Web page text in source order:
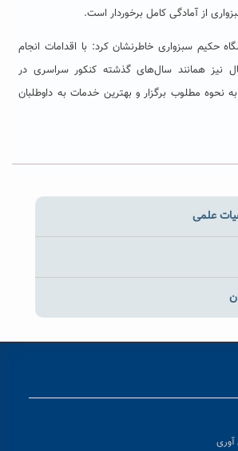
از آمادگی کامل برخوردار است.
حکیم سبزواری خاطرنشان کرد: با اقدامات انجام
نیز همانند سال‌های گذشته کنکور سراسری در
نحوه مطلوب برگزار و بهترین خدمات به داوطلبان
علمی